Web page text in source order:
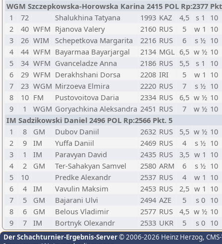
WGM Szczepkowska-Horowska Karina 2415 POL Rp:2377
1
72 Shalukhina Tatyana 1993 KAZ 4,5 s 1
10
2
40 WFM Rjanova Valery 2160 RUS 5 w 1 10
3
26 WIM Schepetkova Margarita 2216 RUS 6 s ½ 10
4
44 WFM Bayarmaa Bayarjargal 2134 MGL 6,5 w ½ 10
5
34 WFM Gvanceladze Anna 2186 RUS 5,5 s 1
10
6
29 WFM Derakhshani Dorsa 2208 IRI 5 w 1 10
7
23 WGM Mirzoeva Elmira 2220 RUS 7 s ½ 10
8
10 FM Pustovoitova Daria 2334 RUS 6,5 w ½ 10
9
1 WGM Goryachkina Aleksandra 2451 RUS 7 w ½ 10
IM Sadzikowski Daniel 2496 POL Rp:2566 Pkt. 5
1
8 GM Dubov Daniil 2632 RUS 5,5 w ½ 10
2
9 IM Yuffa Daniil 2469 RUS 4 s ½ 10
3
1 IM Paravyan David 2435 RUS 3,5 w 1 10
4
2 GM Ter-Sahakyan Samvel 2580 ARM 6 s ½ 10
5
10 Predke Alexandr 2537 RUS 4 w 1 10
6
4 IM Vavulin Maksim 2453 RUS 2,5 w 1 10
7
5 GM Bajarani Ulvi 2494 AZE 5 s 0 10
8
6 GM Belous Vladimir 2577 RUS 4,5 w ½ 10
9
7 IM Bortnyk Olexandr 2533 UKR 5 s 0 10
Der Schachturnier-Ergebnis-Server© 2006-2026 Heinz Herzog,